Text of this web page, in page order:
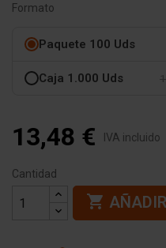
Formato
Paquete 100 Uds
Caja 1.000 Uds
13,48 € IVA incluido
Cantidad
